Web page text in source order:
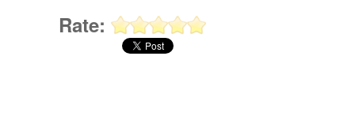
Rate: